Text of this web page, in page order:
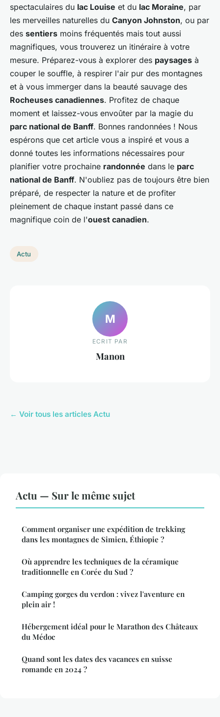
spectaculaires du lac Louise et du lac Moraine, par
les merveilles naturelles du Canyon Johnston, ou par
des sentiers moins fréquentés mais tout aussi
magnifiques, vous trouverez un itinéraire à votre
mesure. Préparez-vous à explorer des paysages à
couper le souffle, à respirer l'air pur des montagnes
et à vous immerger dans la beauté sauvage des
Rocheuses canadiennes. Profitez de chaque
moment et laissez-vous envoûter par la magie du
parc national de Banff. Bonnes randonnées ! Nous
espérons que cet article vous a inspiré et vous a
donné toutes les informations nécessaires pour
planifier votre prochaine randonnée dans le parc
national de Banff. N'oubliez pas de toujours être bien
préparé, de respecter la nature et de profiter
pleinement de chaque instant passé dans ce
magnifique coin de l'ouest canadien.
Actu
M
ECRIT PAR
Manon
← Voir tous les articles Actu
Actu — Sur le même sujet
Comment organiser une expédition de trekking
dans les montagnes de Simien, Éthiopie ?
Où apprendre les techniques de la céramique
traditionnelle en Corée du Sud ?
Camping gorges du verdon : vivez l'aventure en
plein air !
Hébergement idéal pour le Marathon des Châteaux
du Médoc
Quand sont les dates des vacances en suisse
romande en 2024 ?